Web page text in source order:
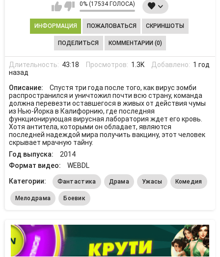
0% (17534 ГОЛОСА)
ИНФОРМАЦИЯ ПОЖАЛОВАТЬСЯ СКРИНШОТЫ
ПОДЕЛИТЬСЯ КОММЕНТАРИИ (0)
Длительность: 43:18 Просмотров: 1.3K Добавлено: 1 год
назад
Описание:
Спустя три года после того, как вирус зомби
распространился и уничтожил почти всю страну, команда
должна перевезти оставшегося в живых от действия чумы
из Нью-Йорка в Калифорнию, где последняя
функционирующая вирусная лаборатория ждет его кровь.
Хотя антитела, которыми он обладает, являются
последней надеждой мира получить вакцину, этот человек
скрывает мрачную тайну.
Год выпуска:
2014
Формат видео:
WEBDL
Категории:
Фантастика Драма Ужасы Комедия
Мелодрама Боевик